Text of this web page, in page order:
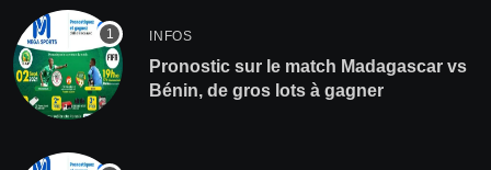
INFOS
Pronostic sur le match Madagascar vs
Bénin, de gros lots à gagner